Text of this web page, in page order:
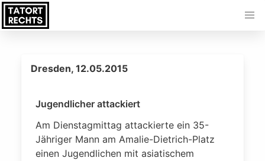
Dresden, 12.05.2015
Jugendlicher attackiert
Am Dienstagmittag attackierte ein 35-
Jähriger Mann am Amalie-Dietrich-Platz
einen Jugendlichen mit asiatischem